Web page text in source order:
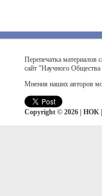
Перепечатка материалов
сайт "Научного
Мнения наших авторов
Copyright © 2026 | НОК